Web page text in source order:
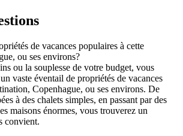
de vacances populaires à cette
ou ses environs?
ou la souplesse de votre budget, vous
vaste éventail de propriétés de vacances
Copenhague, ou ses environs. De
à des chalets simples, en passant par des
maisons énormes, vous trouverez un
convient.